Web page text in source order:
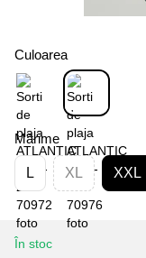
Culoarea
Mărime
L XL XXL
În stoc